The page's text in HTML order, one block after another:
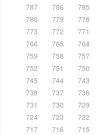
787
786 785
780
779 778
773
772 771
766
765 764
759
758 757
752
751 750
745
744 743
738
737 736
731
730 729
724
723 722
717
716 715